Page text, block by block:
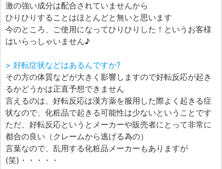
激の強い成分は配合されていませんから
ひりひりすることはほとんどと無いと思います
今のところ、ご使用になってひりひりした！というお客様
はいらっしゃいません♪
> 好転症状などはあるんですか?
その方の体質などが大きく影響しますので好転反応が起き
るかどうかは正直予想できません
言えるのは、好転反応は漢方薬を服用した際よく起きる症
状なので、化粧品で起きる可能性は少ないということです
ただ、好転反応というとメーカーや販売者にとって非常に
都合の良い（クレームから逃げる為の）
言葉なので、乱用する化粧品メーカーもありますが
(笑)・・・・・